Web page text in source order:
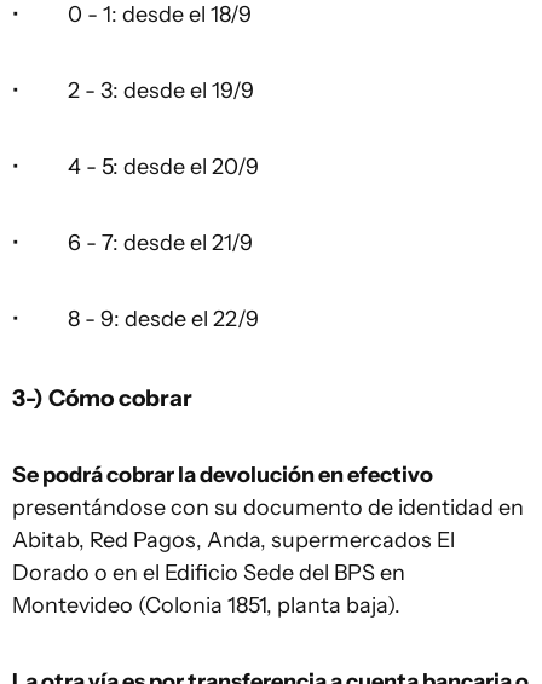
• 0 - 1: desde el 18/9
• 2 - 3: desde el 19/9
• 4 - 5: desde el 20/9
• 6 - 7: desde el 21/9
• 8 - 9: desde el 22/9
3-) Cómo cobrar
Se podrá cobrar la devolución en efectivo
presentándose con su documento de identidad en
Abitab, Red Pagos, Anda, supermercados El
Dorado o en el Edificio Sede del BPS en
Montevideo (Colonia 1851, planta baja).